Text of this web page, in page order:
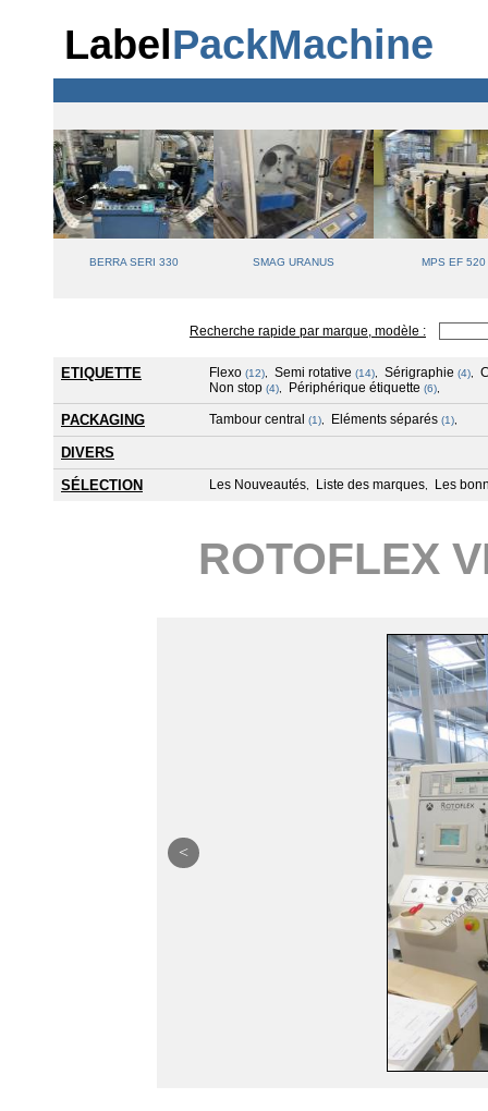
Label PackMachine
BERRA SERI 330 SMAG URANUS MPS EF 520
Recherche rapide par marque, modèle :
ETIQUETTE Flexo (12) Semi rotative (14) Sérigraphie (4)
Non stop (4) Périphérique étiquette (6)
PACKAGING Tambour central (1) Eléments séparés (1)
DIVERS
SÉLECTION
Les Nouveautés Liste des marques Les
ROTOFLEX